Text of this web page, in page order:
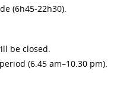
EN TRANSITION
plus de 30 ans des formations
ces secteurs. Le programme tel
afin de permettre aux formations
en phase avec les tendances
en matière de santé
(6h45-22h30).
be closed.
(6.45 am–10.30 pm).